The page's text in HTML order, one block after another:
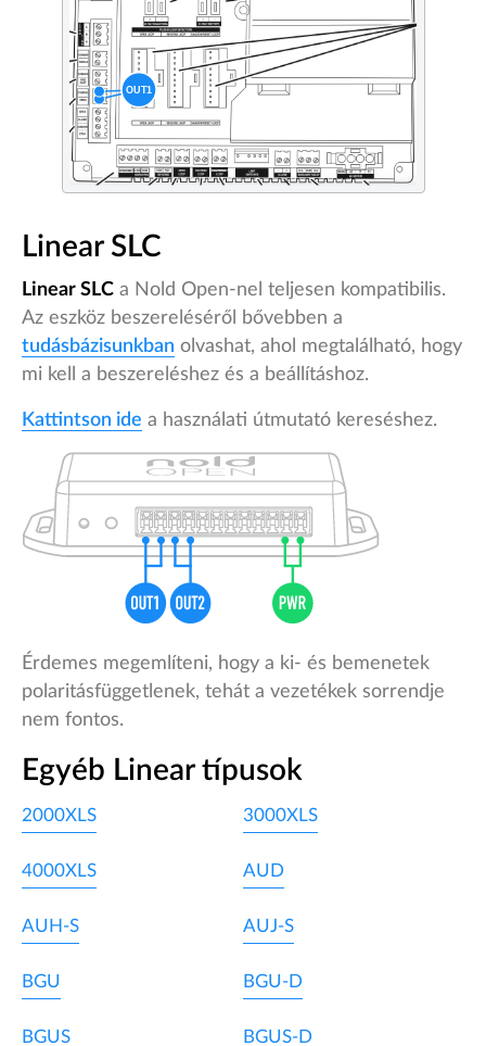
Linear SLC
Linear SLC a Nold Open-nel teljesen kompatibilis.
Az eszköz beszereléséről bővebben a
tudásbázisunkban olvashat, ahol megtalálható, hogy
mi kell a beszereléshez és a beállításhoz.
Kattintson ide a használati útmutató kereséshez.
Érdemes megemlíteni, hogy a ki- és bemenetek
polaritásfüggetlenek, tehát a vezetékek sorrendje
nem fontos.
Egyéb Linear típusok
2000XLS 3000XLS
4000XLS AUD
AUH-S AUJ-S
BGU BGU-D
BGUS BGUS-D